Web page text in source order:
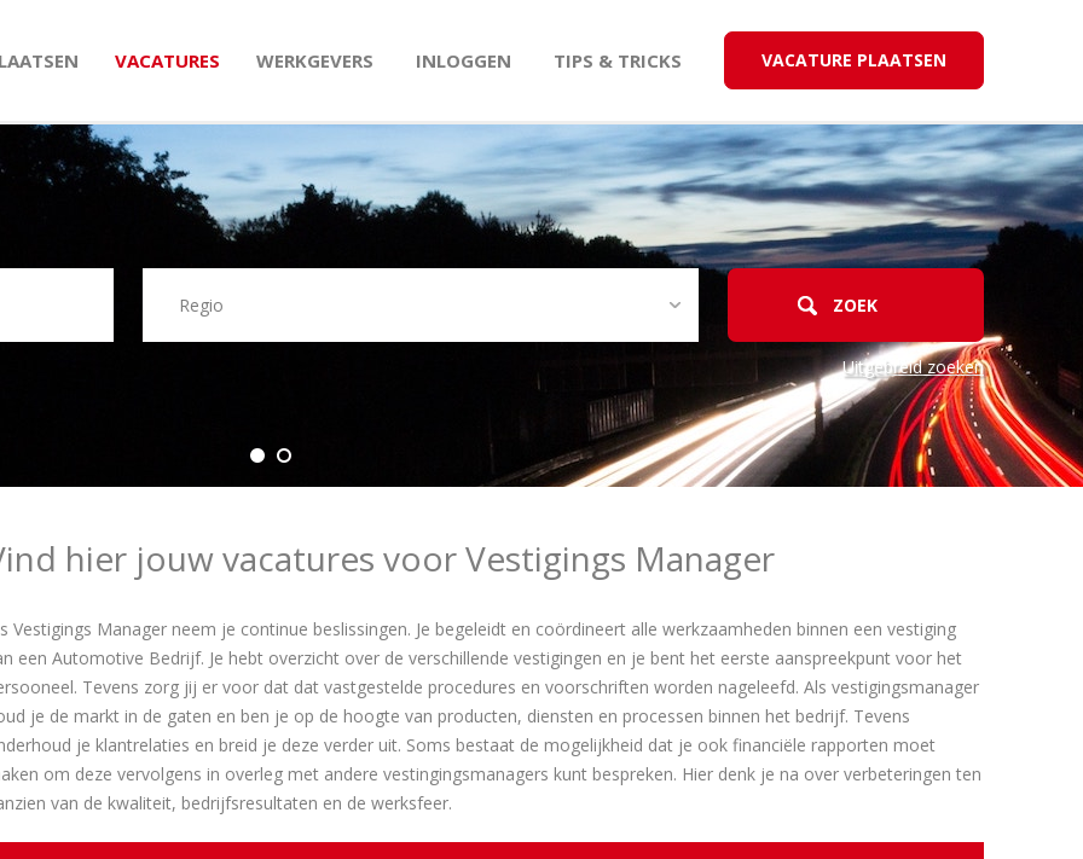
VACATURES WERKGEVERS INLOGGEN TIPS & TRICKS VACATURE PLAATSEN
Uitgebreid zoeken
hier jouw vacatures voor Vestigings Manager
Vestigings Manager neem je continue beslissingen. Je begeleidt en coördineert alle werkzaamheden binnen een vestiging
een Automotive Bedrijf. Je hebt overzicht over de verschillende vestigingen en je bent het eerste aanspreekpunt voor het
Tevens zorg jij er voor dat dat vastgestelde procedures en voorschriften worden nageleefd. Als vestigingsmanager
je de markt in de gaten en ben je op de hoogte van producten, diensten en processen binnen het bedrijf. Tevens
je klantrelaties en breid je deze verder uit. Soms bestaat de mogelijkheid dat je ook financiële rapporten moet
om deze vervolgens in overleg met andere vestingingsmanagers kunt bespreken. Hier denk je na over verbeteringen ten
van de kwaliteit, bedrijfsresultaten en de werksfeer.